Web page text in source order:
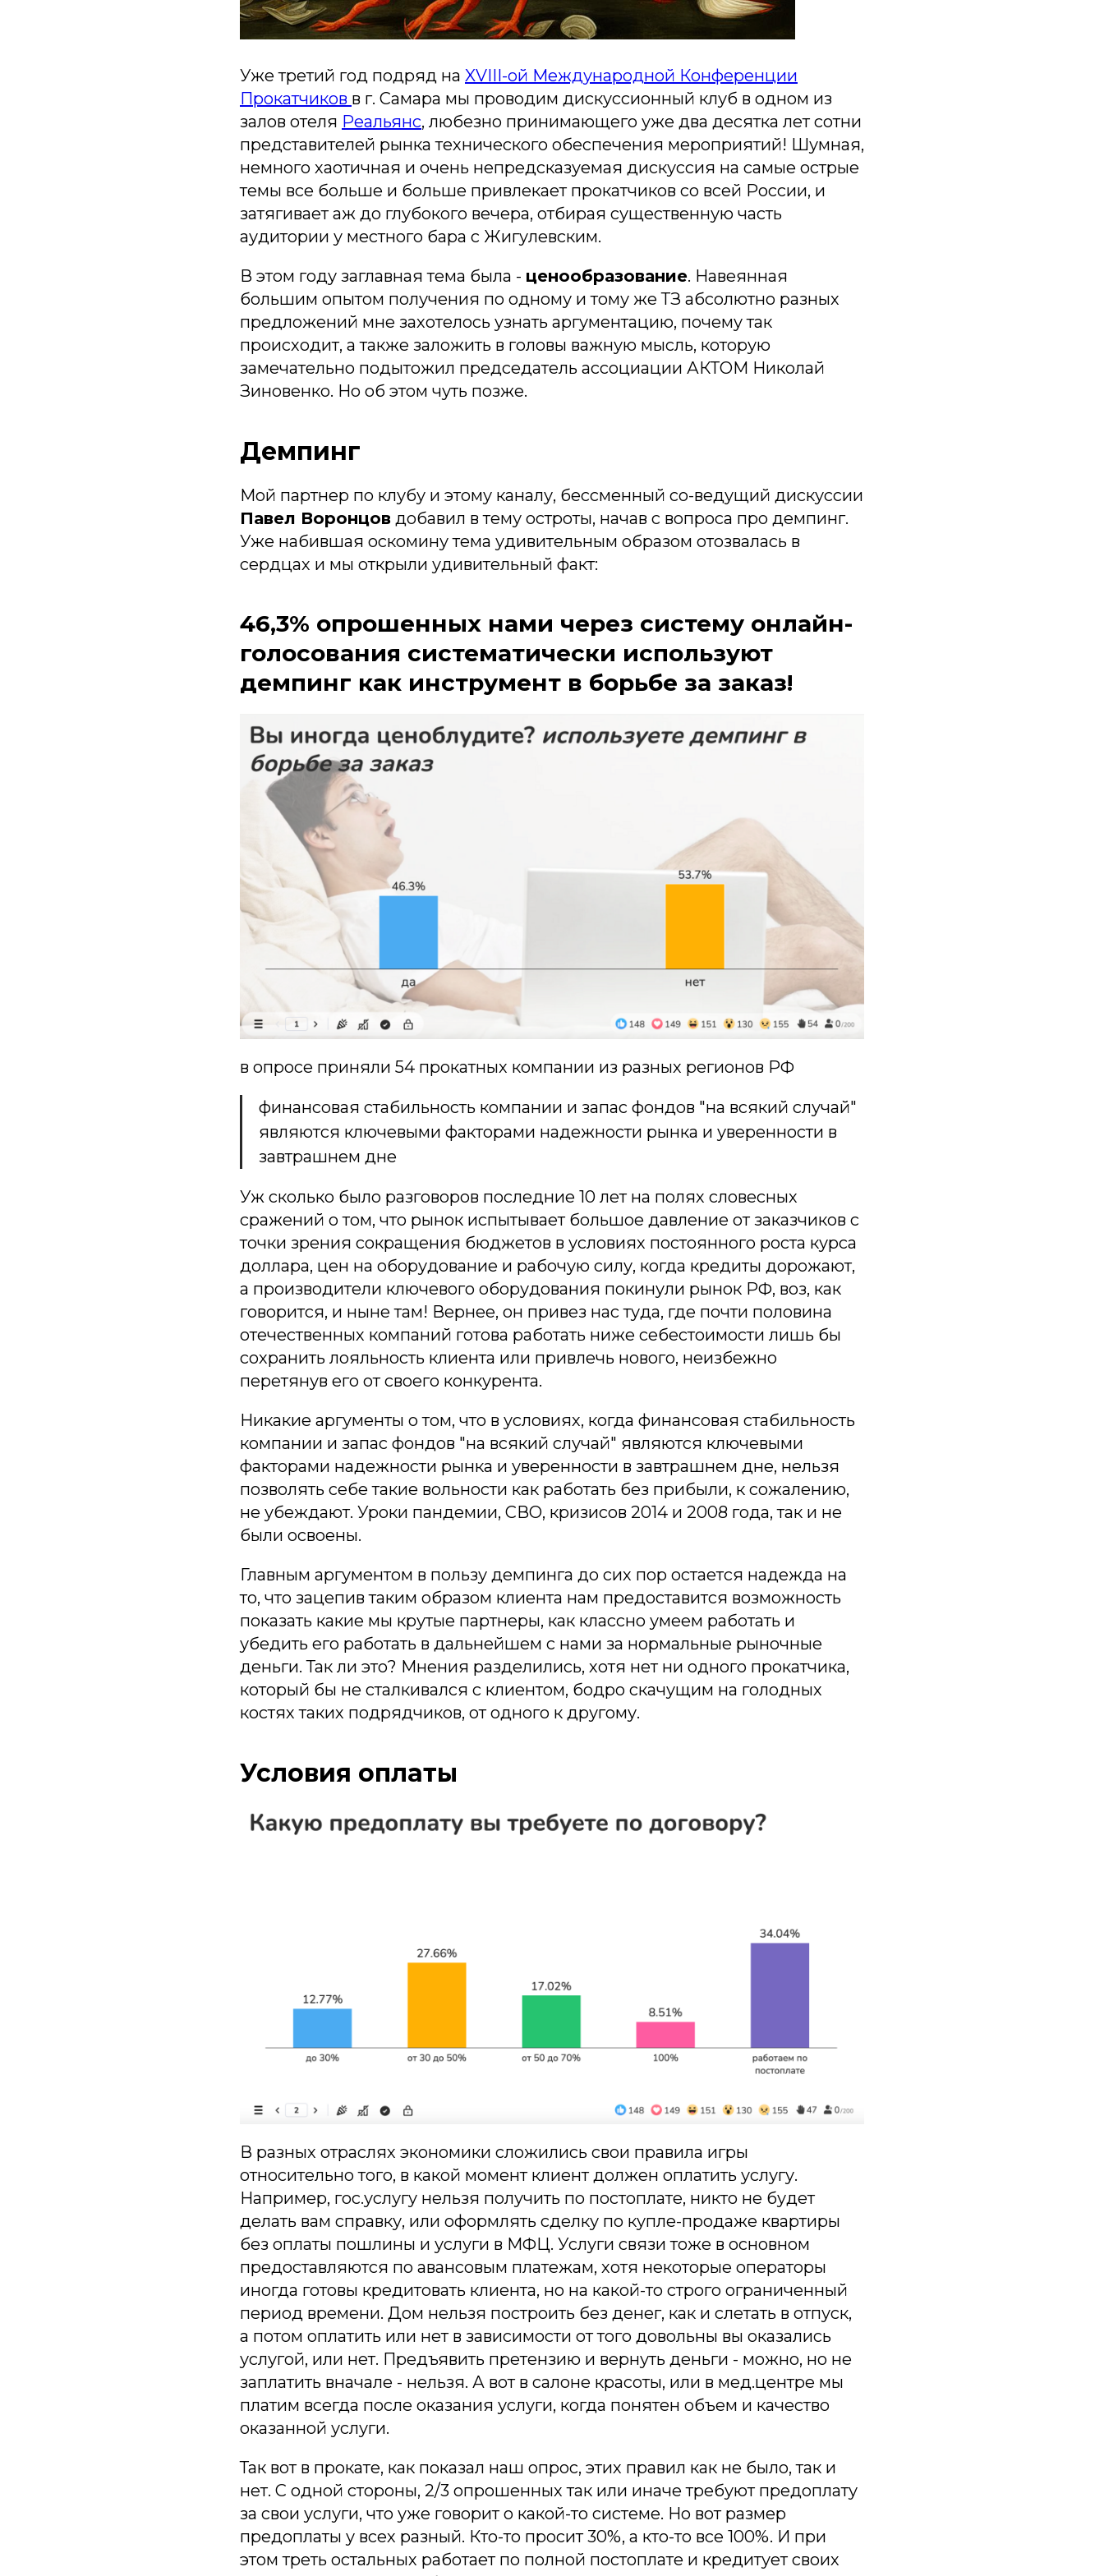
Уже третий год подряд на XVIII-ой Международной Конференции
Прокатчиков в г. Самара мы проводим дискуссионный клуб в одном из
залов отеля Реальянс, любезно принимающего уже два десятка лет сотни
представителей рынка технического обеспечения мероприятий! Шумная,
немного хаотичная и очень непредсказуемая дискуссия на самые острые
темы все больше и больше привлекает прокатчиков со всей России, и
затягивает аж до глубокого вечера, отбирая существенную часть
аудитории у местного бара с Жигулевским.
В этом году заглавная тема была - ценообразование. Навеянная
большим опытом получения по одному и тому же ТЗ абсолютно разных
предложений мне захотелось узнать аргументацию, почему так
происходит, а также заложить в головы важную мысль, которую
замечательно подытожил председатель ассоциации АКТОМ Николай
Зиновенко. Но об этом чуть позже.
Демпинг
Мой партнер по клубу и этому каналу, бессменный со-ведущий дискуссии
Павел Воронцов добавил в тему остроты, начав с вопроса про демпинг.
Уже набившая оскомину тема удивительным образом отозвалась в
сердцах и мы открыли удивительный факт:
46,3% опрошенных нами через систему онлайн-
голосования систематически используют
демпинг как инструмент в борьбе за заказ!
в опросе приняли 54 прокатных компании из разных регионов РФ
финансовая стабильность компании и запас фондов "на всякий случай"
являются ключевыми факторами надежности рынка и уверенности в
завтрашнем дне
Уж сколько было разговоров последние 10 лет на полях словесных
сражений о том, что рынок испытывает большое давление от заказчиков с
точки зрения сокращения бюджетов в условиях постоянного роста курса
доллара, цен на оборудование и рабочую силу, когда кредиты дорожают,
а производители ключевого оборудования покинули рынок РФ, воз, как
говорится, и ныне там! Вернее, он привез нас туда, где почти половина
отечественных компаний готова работать ниже себестоимости лишь бы
сохранить лояльность клиента или привлечь нового, неизбежно
перетянув его от своего конкурента.
Никакие аргументы о том, что в условиях, когда финансовая стабильность
компании и запас фондов "на всякий случай" являются ключевыми
факторами надежности рынка и уверенности в завтрашнем дне, нельзя
позволять себе такие вольности как работать без прибыли, к сожалению,
не убеждают. Уроки пандемии, СВО, кризисов 2014 и 2008 года, так и не
были освоены.
Главным аргументом в пользу демпинга до сих пор остается надежда на
то, что зацепив таким образом клиента нам предоставится возможность
показать какие мы крутые партнеры, как классно умеем работать и
убедить его работать в дальнейшем с нами за нормальные рыночные
деньги. Так ли это? Мнения разделились, хотя нет ни одного прокатчика,
который бы не сталкивался с клиентом, бодро скачущим на голодных
костях таких подрядчиков, от одного к другому.
Условия оплаты
В разных отраслях экономики сложились свои правила игры
относительно того, в какой момент клиент должен оплатить услугу.
Например, гос.услугу нельзя получить по постоплате, никто не будет
делать вам справку, или оформлять сделку по купле-продаже квартиры
без оплаты пошлины и услуги в МФЦ. Услуги связи тоже в основном
предоставляются по авансовым платежам, хотя некоторые операторы
иногда готовы кредитовать клиента, но на какой-то строго ограниченный
период времени. Дом нельзя построить без денег, как и слетать в отпуск,
а потом оплатить или нет в зависимости от того довольны вы оказались
услугой, или нет. Предъявить претензию и вернуть деньги - можно, но не
заплатить вначале - нельзя. А вот в салоне красоты, или в мед.центре мы
платим всегда после оказания услуги, когда понятен объем и качество
оказанной услуги.
Так вот в прокате, как показал наш опрос, этих правил как не было, так и
нет. С одной стороны, 2/3 опрошенных так или иначе требуют предоплату
за свои услуги, что уже говорит о какой-то системе. Но вот размер
предоплаты у всех разный. Кто-то просит 30%, а кто-то все 100%. И при
этом треть остальных работает по полной постоплате и кредитует своих